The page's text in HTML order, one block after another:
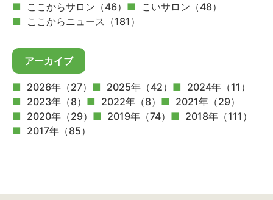
ここからサロン（46）
こいサロン（48）
ここからニュース（181）
アーカイブ
2026年（27） 2025年（42）
2024年（11）
2023年（8）
2022年（8）
2021年（29）
2020年（29）
2019年（74）
2018年（111）
2017年（85）